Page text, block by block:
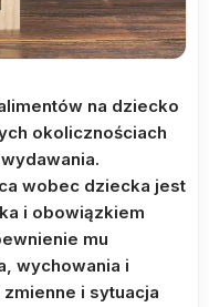
na dziecko
okolicznościach
wobec dziecka jest
i obowiązkiem
mu
wychowania i
i sytuacja